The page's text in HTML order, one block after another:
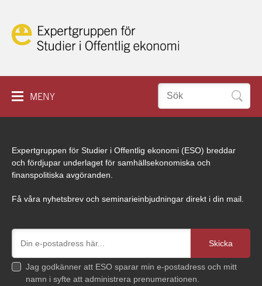
Hoppa
MENY
RAPPORTER
ESO PLAY
SKRIVA TILL ESO
OM KAKOR
Sök
Expertgruppen för Studier i Offentlig ekonomi (ESO) breddar
och fördjupar underlaget för samhällsekonomiska och
finanspolitiska avgöranden.
Få våra nyhetsbrev och seminarieinbjudningar direkt i din mail.
Jag godkänner att ESO sparar min e-postadress och mitt
namn i syfte att administrera prenumerationen.